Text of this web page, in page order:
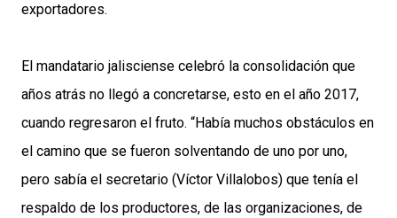
exportadores.
El mandatario jalisciense celebró la consolidación que
años atrás no llegó a concretarse, esto en el año 2017,
cuando regresaron el fruto. “Había muchos obstáculos en
el camino que se fueron solventando de uno por uno,
pero sabía el secretario (Víctor Villalobos) que tenía el
respaldo de los productores, de las organizaciones, de